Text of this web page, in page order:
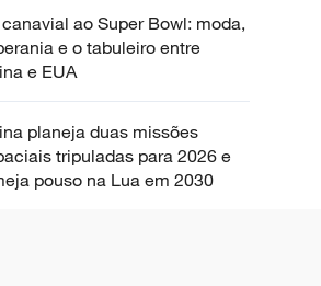
canavial ao Super Bowl: moda,
e o tabuleiro entre
e EUA
planeja duas missões
tripuladas para 2026 e
pouso na Lua em 2030